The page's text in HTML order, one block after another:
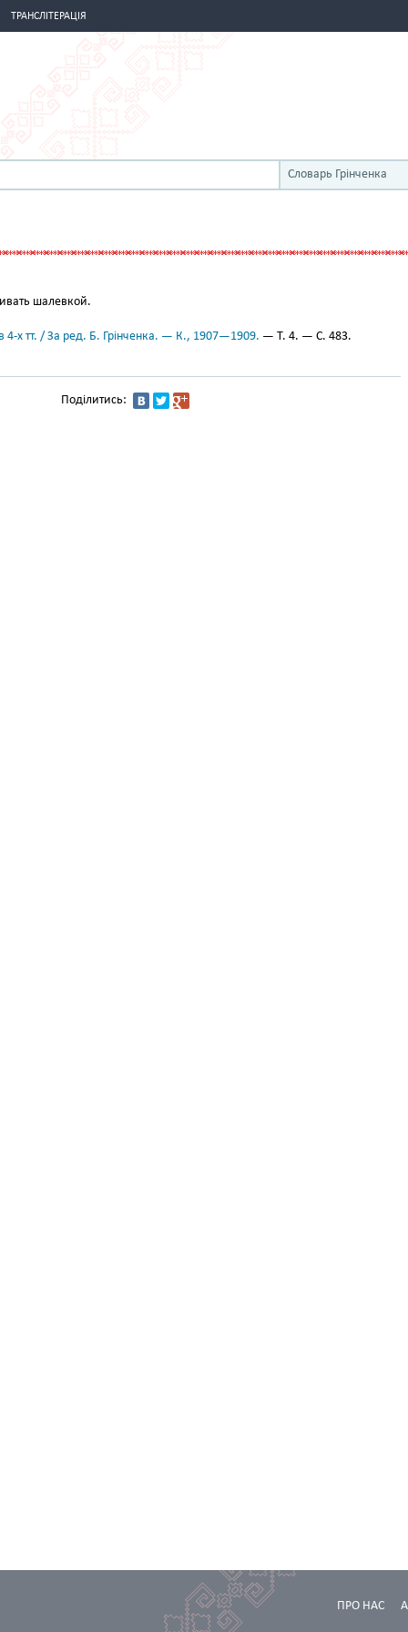
ТРАНСЛІТЕРАЦІЯ
Словарь Грінченка
шалевкой.
4-х тт. / За ред. Б. Грінченка. — К., 1907—1909. — Т. 4. — С. 483.
Поділитись:
ПРО НАС